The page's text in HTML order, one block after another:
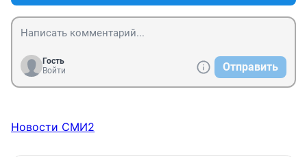
Гость
Войти
Отправить
Новости СМИ2